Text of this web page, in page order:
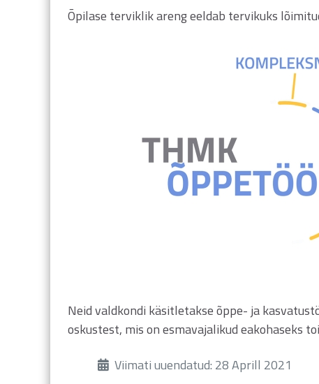
Õpilase terviklik areng eeldab tervikuks
Neid valdkondi käsitletakse õppe- ja
oskustest, mis on esmavajalikud eakohaseks
ÜksikasjadViimati uuendatud: 28 Aprill 2021